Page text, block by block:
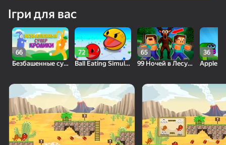
4 масти)
76
Пасьянс «Косынка»
81
Сокровища Пиратов
90
Спасение уток:
Удаление винтов
Ігри для вас
Безбашенные супер кролики
66
Ball Eating Simulator
72
99 Ночей в Лесу с Нубиком и Профессионалом!
65
Apple
36